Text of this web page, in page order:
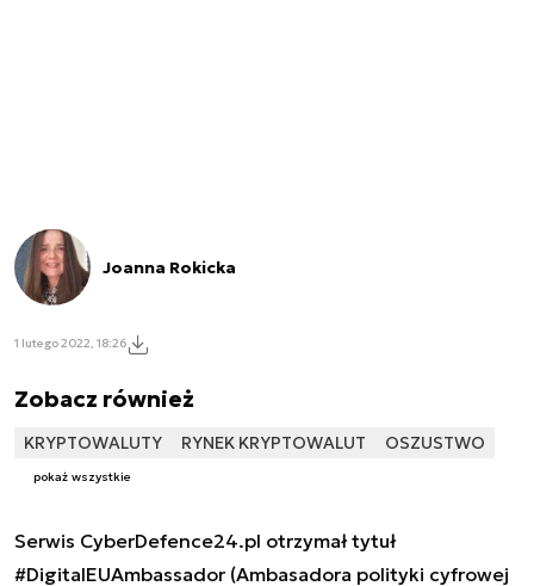
Joanna Rokicka
1 lutego 2022, 18:26
Zobacz również
KRYPTOWALUTY RYNEK KRYPTOWALUT OSZUSTWO
pokaż wszystkie
Serwis CyberDefence24.pl otrzymał tytuł
#DigitalEUAmbassador (Ambasadora polityki cyfrowej